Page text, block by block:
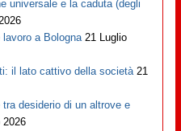
universale e la caduta (degli
a Bologna 21 Luglio
il lato cattivo della società 21
tra desiderio di un altrove e
2026